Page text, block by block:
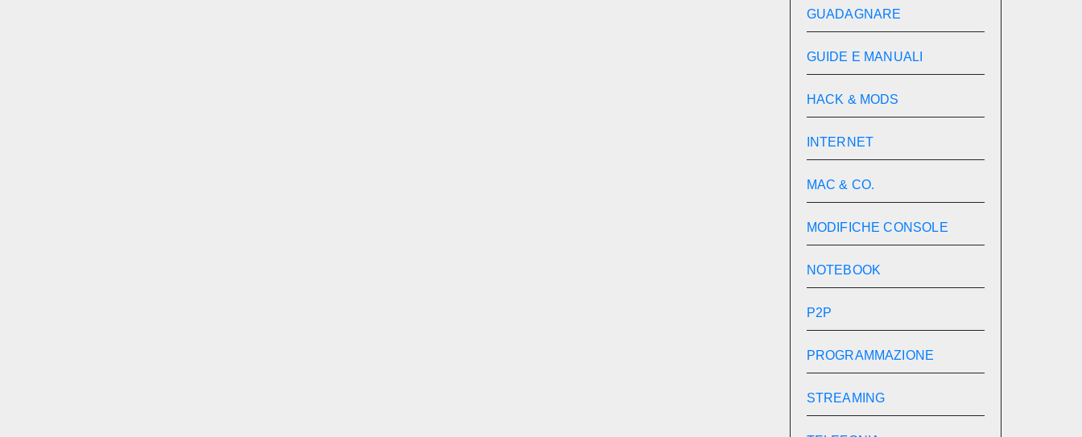
GUADAGNARE
GUIDE E MANUALI
HACK & MODS
INTERNET
MAC & CO.
MODIFICHE CONSOLE
NOTEBOOK
P2P
PROGRAMMAZIONE
STREAMING